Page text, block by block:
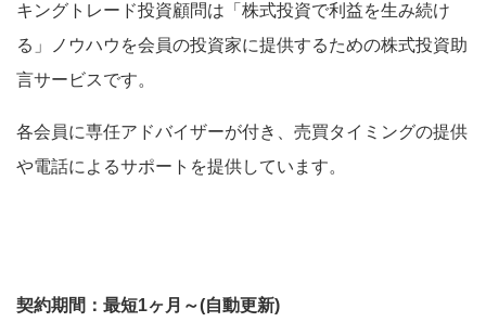
キングトレード投資顧問は 「株式投資で利益を生み続け
る」ノウハウを会員の投資家に提供するための株式投資助
言サービスです。
各会員に専任アドバイザーが付き、売買タイミングの提供
や電話によるサポートを提供しています。
契約期間：最短1ヶ月～(自動更新)